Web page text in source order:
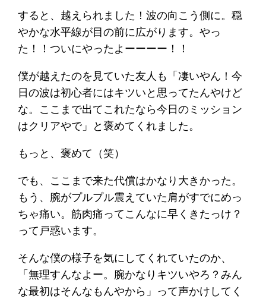
すると、越えられました！波の向こう側に。穏
やかな水平線が目の前に広がります。やっ
た！！ついにやったよーーーー！！
僕が越えたのを見ていた友人も「凄いやん！今
日の波は初心者にはキツいと思ってたんやけど
な。ここまで出てこれたなら今日のミッション
はクリアやで」と褒めてくれました。
もっと、褒めて（笑）
でも、ここまで来た代償はかなり大きかった。
もう、腕がプルプル震えていた肩がすでにめっ
ちゃ痛い。筋肉痛ってこんなに早くきたっけ？
って戸惑います。
そんな僕の様子を気にしてくれていたのか、
「無理すんなよー。腕かなりキツいやろ？みん
な最初はそんなもんやから」って声かけしてく